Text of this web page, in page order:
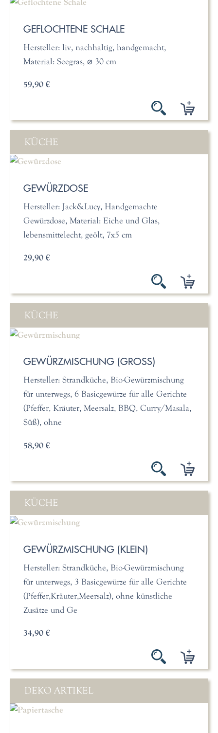
GEFLOCHTENE SCHALE
Hersteller: liv, nachhaltig, handgemacht,
Material: Seegras, ⌀ 30 cm
59,90 €
KÜCHE
GEWÜRZDOSE
Hersteller: Jack&Lucy, Handgemachte
Gewürzdose, Material: Eiche und Glas,
lebensmittelecht, geölt, 7x5 cm
29,90 €
KÜCHE
GEWÜRZMISCHUNG (GROSS)
Hersteller: Strandküche, Bio-Gewürzmischung
für unterwegs, 6 Basicgewürze für alle Gerichte
(Pfeffer, Kräuter, Meersalz, BBQ, Curry/Masala,
Süß), ohne
58,90 €
KÜCHE
GEWÜRZMISCHUNG (KLEIN)
Hersteller: Strandküche, Bio-Gewürzmischung
für unterwegs, 3 Basicgewürze für alle Gerichte
(Pfeffer,Kräuter,Meersalz), ohne künstliche
Zusätze und Ge
34,90 €
DEKO ARTIKEL